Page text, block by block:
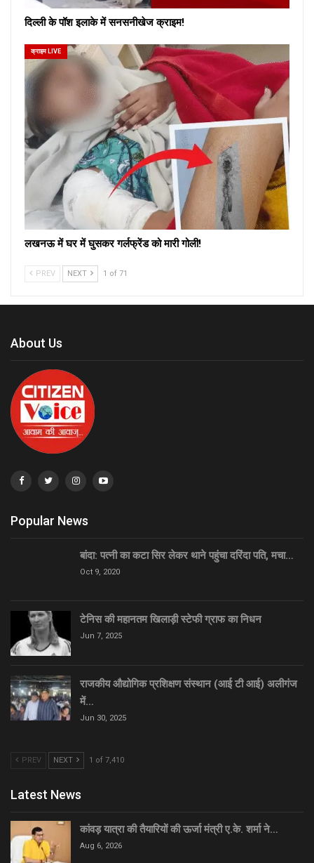
दिल्ली के पॉश इलाके में सनसनीखेज क्राइम!
क्राइम LIVE
लखनऊ में घर में घुसकर गर्लफ्रेंड को मारी गोली!
PREV NEXT 1 of 71
About Us
Popular News
बांदा: पत्नी का कटा सिर लेकर थाने पहुंचा दरिंदा पति, मचा…
Oct 9, 2020
टेनिस की महानतम खिलाड़ी स्टेफी ग्राफ का निधन
Jun 7, 2025
राजकीय औद्योगिक प्रशिक्षण संस्थान (आई टी आई) अलीगंज
में…
Jun 30, 2025
PREV NEXT 1 of 7,410
Latest News
कांवड़ यात्रा की तैयारियों की ऊर्जा मंत्री ए.के. शर्मा ने…
Aug 6, 2026